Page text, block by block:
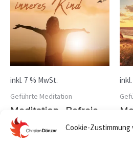
Cookie-Zustimmung
inkl. 7 % MwSt.
Geführte Meditation
Meditation „Befreie
dein inneres Kind“
19,97